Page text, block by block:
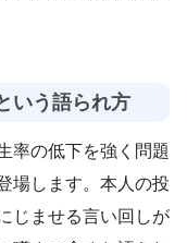
いう語られ方
率の低下を強く問題
場します。本人の投
じませる言い回しが